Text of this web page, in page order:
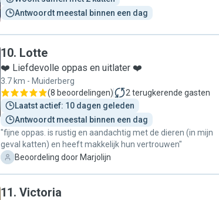
Antwoordt meestal binnen een dag
10. Lotte
❤️ Liefdevolle oppas en uitlater ❤️
3.7 km - Muiderberg
(8 beoordelingen) 2 terugkerende gasten
Laatst actief: 10 dagen geleden
Antwoordt meestal binnen een dag
"fijne oppas. is rustig en aandachtig met de dieren (in mijn
geval katten) en heeft makkelijk hun vertrouwen"
M
Beoordeling door Marjolijn
11. Victoria